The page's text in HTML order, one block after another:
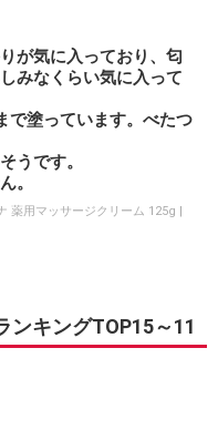
が気に入っており、匂
みなくらい気に入って
で塗っています。べたつ
うです。
。
薬用マッサージクリーム 125g |
ンキングTOP15～11